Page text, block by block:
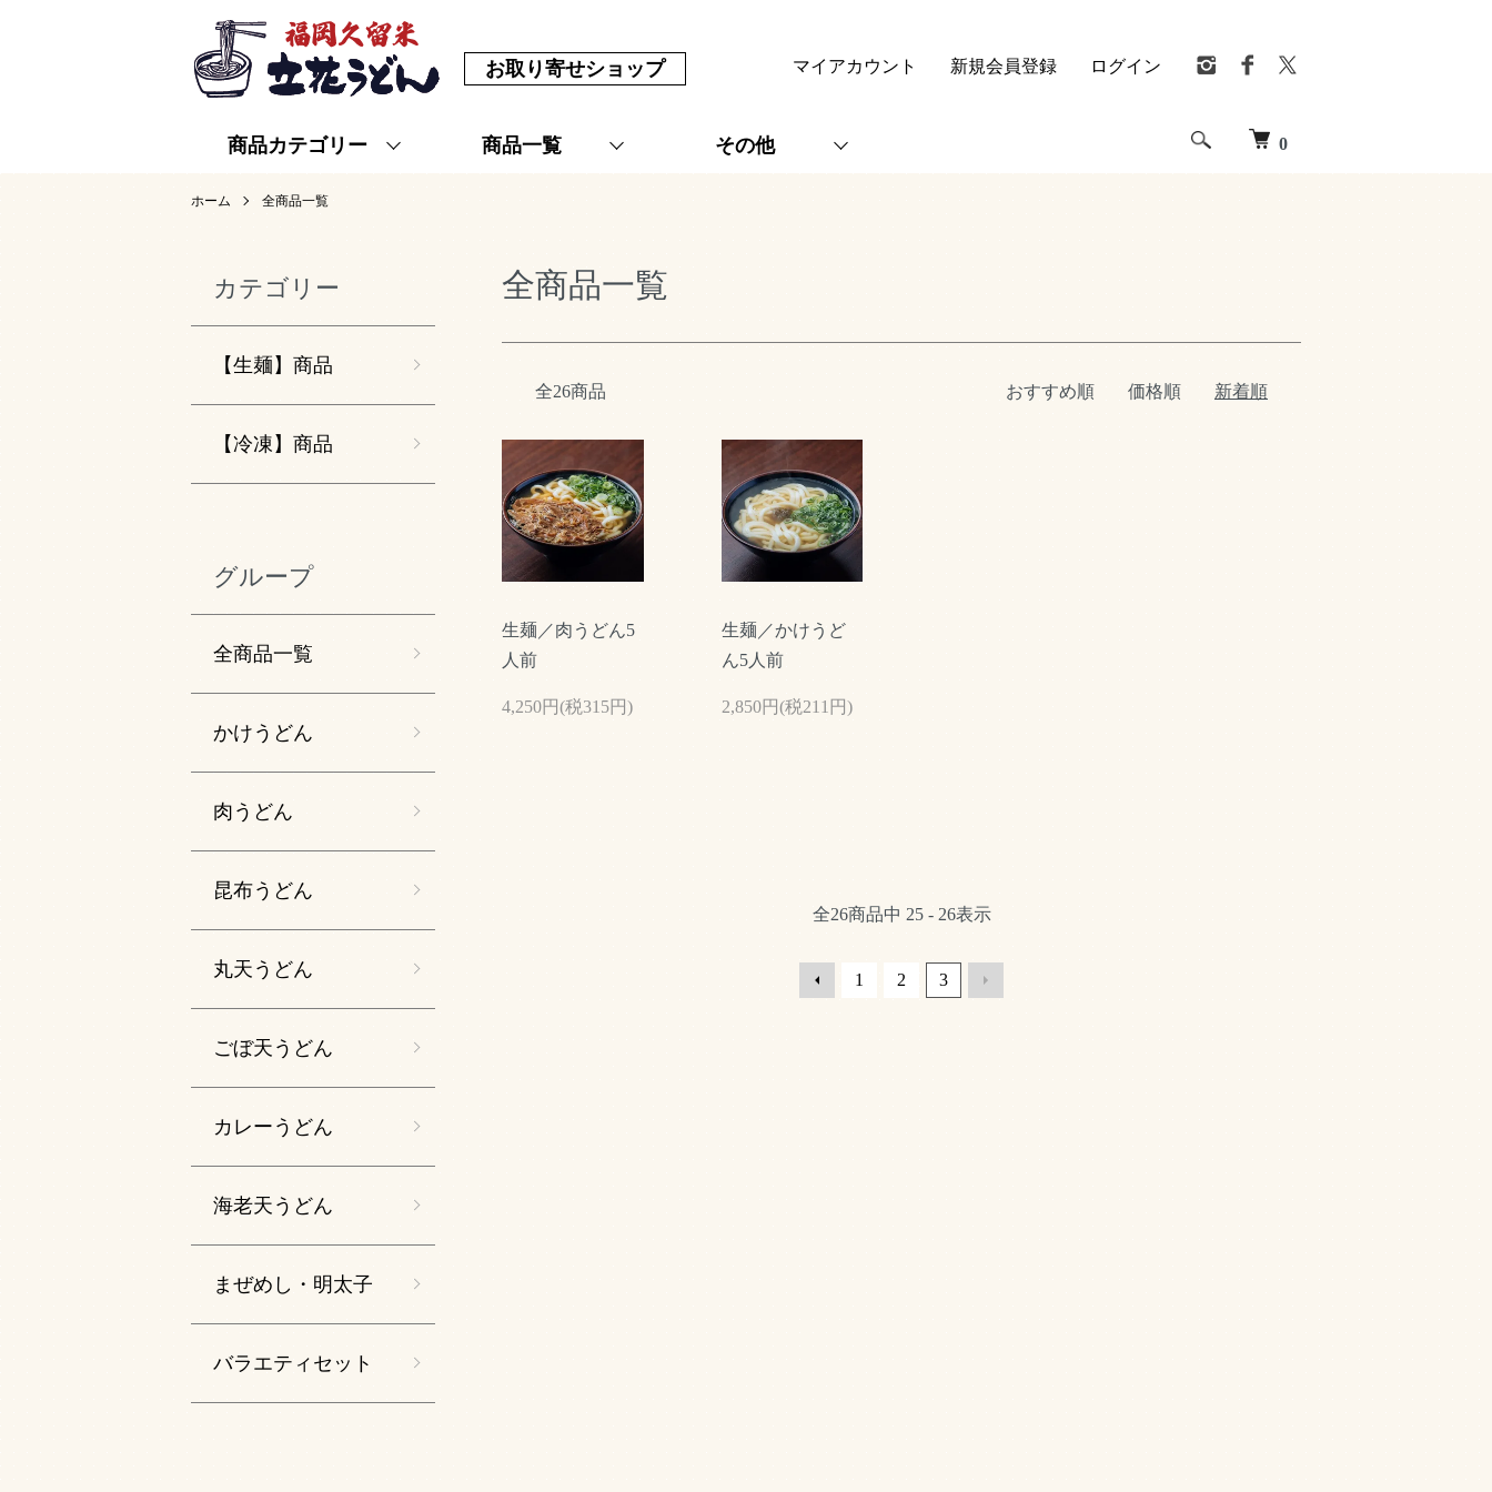
お取り寄せショップ
0
商品カテゴリー 商品一覧 その他
マイアカウント 新規会員登録 ログイン
ホーム 全商品一覧
全商品一覧
全26商品 おすすめ順 価格順 新着順
生麺／肉うどん5
人前
4,250円(税315円)
生麺／かけうど
ん5人前
2,850円(税211円)
全26商品中 25 - 26表示
1 2 3
カテゴリー
【生麺】商品
【冷凍】商品
グループ
全商品一覧
かけうどん
肉うどん
昆布うどん
丸天うどん
ごぼ天うどん
カレーうどん
海老天うどん
まぜめし・明太子
バラエティセット